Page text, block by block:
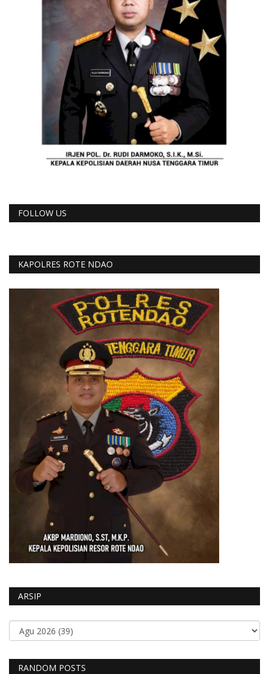
FOLLOW US
KAPOLRES ROTE NDAO
ARSIP
RANDOM POSTS